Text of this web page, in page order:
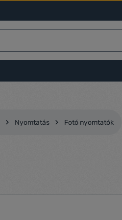
Nyomtatás Fotó nyomtatók